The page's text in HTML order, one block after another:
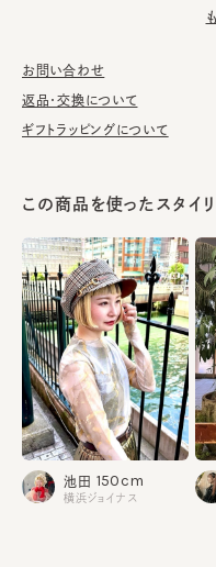
が汚れてしまう前の対策と
しております。
※サイズ調節スベリ仕様（サ
※柄の出方は個体差がありま
素材
《BLACK／
表地：ポリエス
つば裏：合成皮
裏地：綿100%
《MIX》
表地：ポリエス
つば裏：合成皮
裏地：綿100%
生産国 made in
お問い合わせ
返品・交換について
ギフトラッピングについて
この商品を使ったスタイ
池田 150cm
横浜ジョイナス